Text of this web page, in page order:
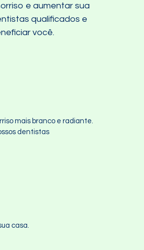
e aumentar sua
qualificados e
você.
mais branco e radiante.
dentistas
casa.